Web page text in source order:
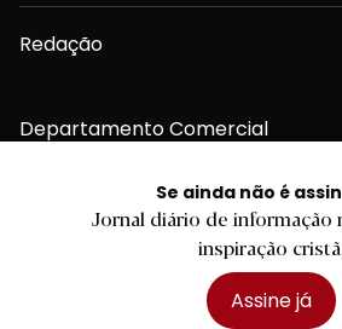
Se ainda não é
Jornal diário de informação
inspiração
Assine já
Redação
Departamento Comercial
Publicidade